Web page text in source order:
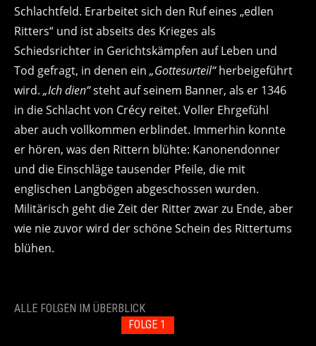
Schlachtfeld. Erarbeitet sich den Ruf eines „edlen
Ritters“ und ist abseits des Krieges als
Schiedsrichter in Gerichtskämpfen auf Leben und
Tod gefragt, in denen ein „Gottesurteil“herbeigeführt
wird. „Ich dien“steht auf seinem Banner, als er 1346
in die Schlacht von Crécy reitet. Voller Ehrgefühl
aber auch vollkommen erblindet. Immerhin konnte
er hören, was den Rittern blühte: Kanonendonner
und die Einschläge tausender Pfeile, die mit
englischen Langbögen abgeschossen wurden.
Militärisch geht die Zeit der Ritter zwar zu Ende, aber
wie nie zuvor wird der schöne Schein des Rittertums
blühen.
ALLE FOLGEN IM ÜBERBLICK
FOLGE 1